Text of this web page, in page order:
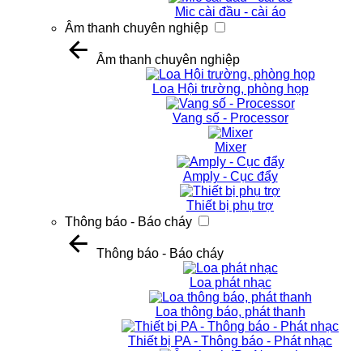
Mic cài đầu - cài áo
Âm thanh chuyên nghiệp
Âm thanh chuyên nghiệp
Loa Hội trường, phòng họp
Vang số - Processor
Mixer
Amply - Cục đẩy
Thiết bị phụ trợ
Thông báo - Báo cháy
Thông báo - Báo cháy
Loa phát nhạc
Loa thông báo, phát thanh
Thiết bị PA - Thông báo - Phát nhạc